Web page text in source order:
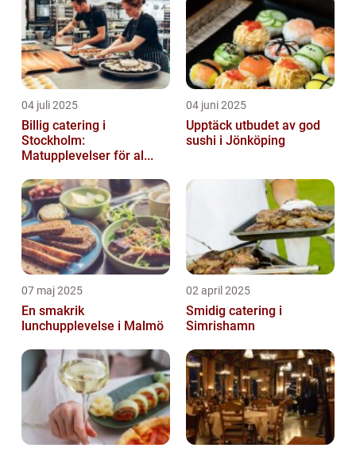
04 juli 2025
Billig catering i
Stockholm:
Matupplevelser för al...
04 juni 2025
Upptäck utbudet av god
sushi i Jönköping
07 maj 2025
En smakrik
lunchupplevelse i Malmö
02 april 2025
Smidig catering i
Simrishamn